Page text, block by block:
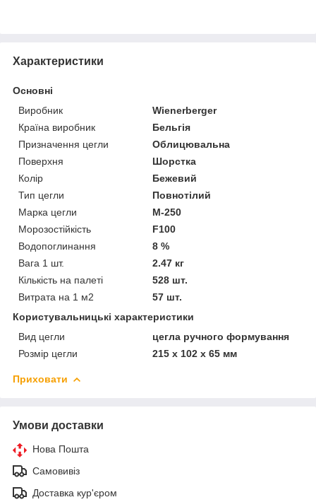
Характеристики
Основні
Виробник
Wienerberger
Країна виробник
Бельгія
Призначення цегли
Облицювальна
Поверхня
Шорстка
Колір
Бежевий
Тип цегли
Повнотілий
Марка цегли
М-250
Морозостійкість
F100
Водопоглинання
8 %
Вага 1 шт.
2.47 кг
Кількість на палеті
528 шт.
Витрата на 1 м2
57 шт.
Користувальницькі характеристики
Вид цегли
цегла ручного формування
Розмір цегли
215 х 102 х 65 мм
Приховати
Умови доставки
Нова Пошта
Самовивіз
Доставка кур'єром